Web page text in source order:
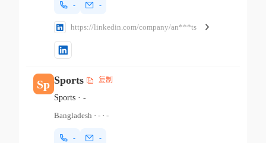
- -
https://linkedin.com/company/an***ts
Sp Sports 复制
Sports· -
Bangladesh · -· -
- -